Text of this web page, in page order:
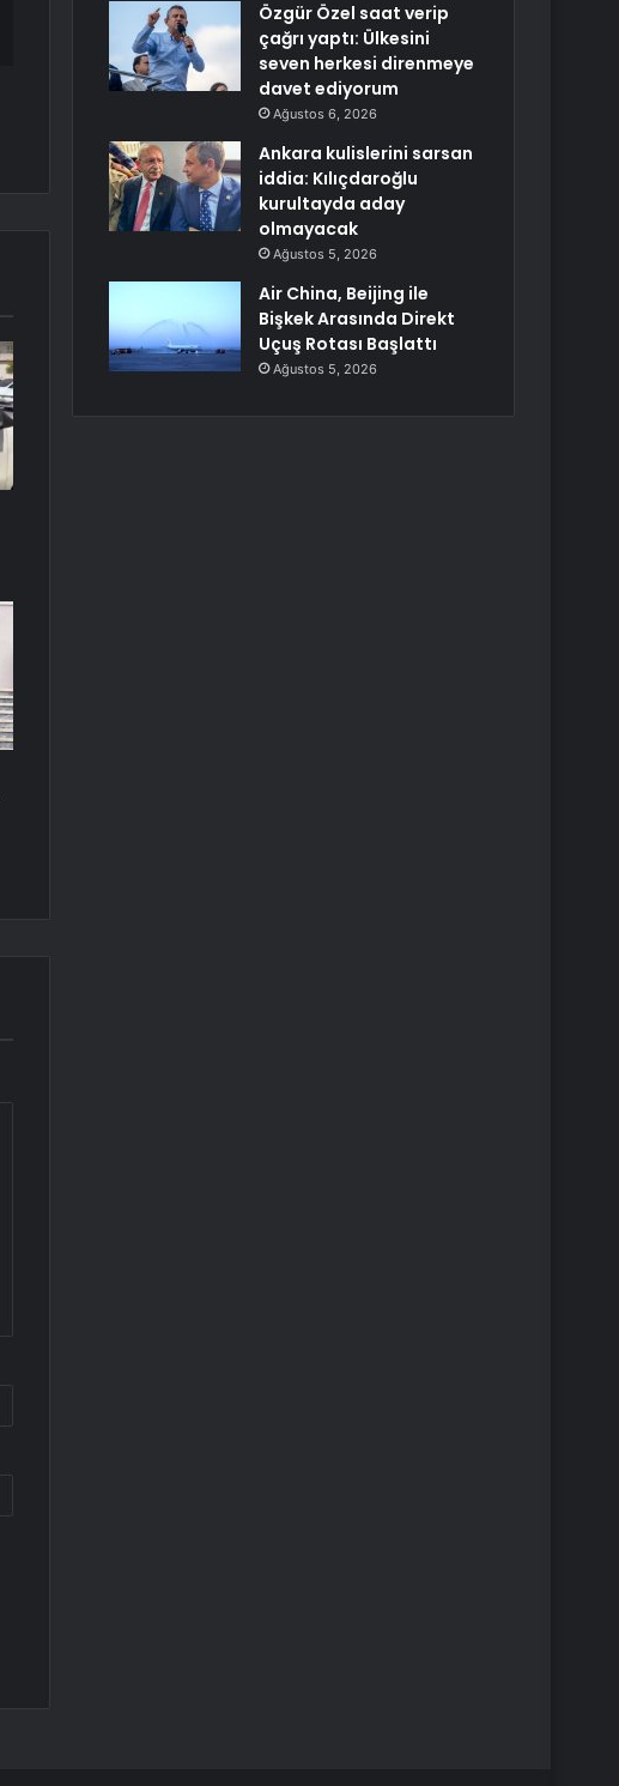
Özgür Özel saat verip
çağrı yaptı: Ülkesini
seven herkesi direnmeye
davet ediyorum
Ağustos 6, 2026
Ankara kulislerini sarsan
iddia: Kılıçdaroğlu
kurultayda aday
olmayacak
Ağustos 5, 2026
Air China, Beijing ile
Bişkek Arasında Direkt
Uçuş Rotası Başlattı
Ağustos 5, 2026